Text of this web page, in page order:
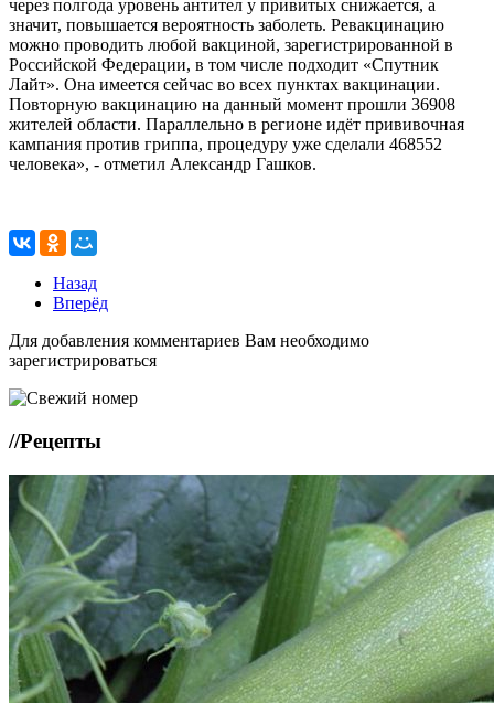
через полгода уровень антител у привитых снижается, а
значит, повышается вероятность заболеть. Ревакцинацию
можно проводить любой вакциной, зарегистрированной в
Российской Федерации, в том числе подходит «Спутник
Лайт». Она имеется сейчас во всех пунктах вакцинации.
Повторную вакцинацию на данный момент прошли 36908
жителей области. Параллельно в регионе идёт прививочная
кампания против гриппа, процедуру уже сделали 468552
человека», - отметил Александр Гашков.
Назад
Вперёд
Для добавления комментариев Вам необходимо
зарегистрироваться
//Рецепты